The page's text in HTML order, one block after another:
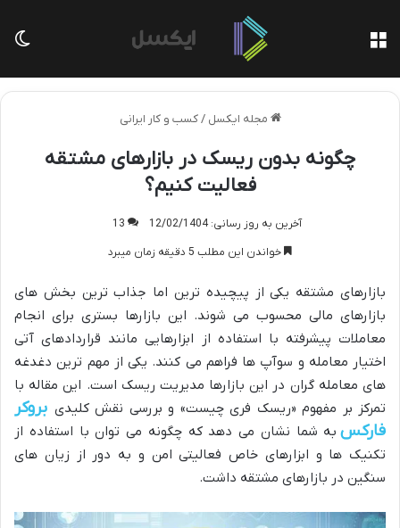
مجله ایکسل / کسب و کار ایرانی
چگونه بدون ریسک در بازارهای مشتقه
فعالیت کنیم؟
آخرین به روز رسانی: 12/02/1404
13
خواندن این مطلب 5 دقیقه زمان میبرد
بازارهای مشتقه یکی از پیچیده ترین اما جذاب ترین بخش های
بازارهای مالی محسوب می شوند. این بازارها بستری برای انجام
معاملات پیشرفته با استفاده از ابزارهایی مانند قراردادهای آتی
اختیار معامله و سوآپ ها فراهم می کنند. یکی از مهم ترین دغدغه
های معامله گران در این بازارها مدیریت ریسک است. این مقاله با
تمرکز بر مفهوم «ریسک فری چیست» و بررسی نقش کلیدی بروکر
فارکس به شما نشان می دهد که چگونه می توان با استفاده از
تکنیک ها و ابزارهای خاص فعالیتی امن و به دور از زیان های
سنگین در بازارهای مشتقه داشت.